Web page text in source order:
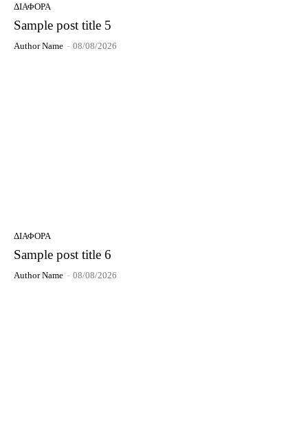
ΔΙΆΦΟΡΑ
Sample post title 5
Author Name - 08/08/2026
ΔΙΆΦΟΡΑ
Sample post title 6
Author Name - 08/08/2026